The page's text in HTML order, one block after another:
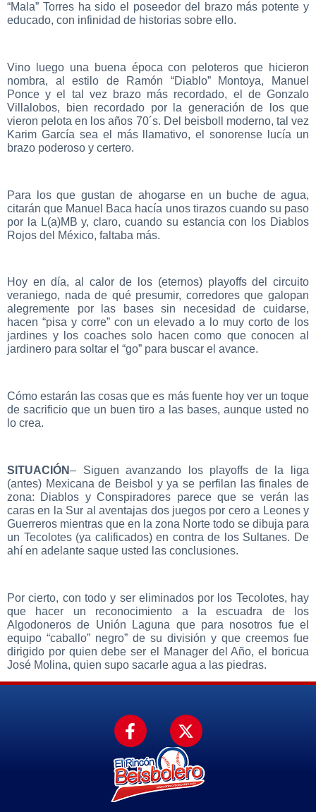
“Mala” Torres ha sido el poseedor del brazo más potente y
educado, con infinidad de historias sobre ello.
Vino luego una buena época con peloteros que hicieron
nombra, al estilo de Ramón “Diablo” Montoya, Manuel
Ponce y el tal vez brazo más recordado, el de Gonzalo
Villalobos, bien recordado por la generación de los que
vieron pelota en los años 70´s. Del beisboll moderno, tal vez
Karim García sea el más llamativo, el sonorense lucía un
brazo poderoso y certero.
Para los que gustan de ahogarse en un buche de agua,
citarán que Manuel Baca hacía unos tirazos cuando su paso
por la L(a)MB y, claro, cuando su estancia con los Diablos
Rojos del México, faltaba más.
Hoy en día, al calor de los (eternos) playoffs del circuito
veraniego, nada de qué presumir, corredores que galopan
alegremente por las bases sin necesidad de cuidarse,
hacen “pisa y corre” con un elevado a lo muy corto de los
jardines y los coaches solo hacen como que conocen al
jardinero para soltar el “go” para buscar el avance.
Cómo estarán las cosas que es más fuente hoy ver un toque
de sacrificio que un buen tiro a las bases, aunque usted no
lo crea.
SITUACIÓN– Siguen avanzando los playoffs de la liga
(antes) Mexicana de Beisbol y ya se perfilan las finales de
zona: Diablos y Conspiradores parece que se verán las
caras en la Sur al aventajas dos juegos por cero a Leones y
Guerreros mientras que en la zona Norte todo se dibuja para
un Tecolotes (ya calificados) en contra de los Sultanes. De
ahí en adelante saque usted las conclusiones.
Por cierto, con todo y ser eliminados por los Tecolotes, hay
que hacer un reconocimiento a la escuadra de los
Algodoneros de Unión Laguna que para nosotros fue el
equipo “caballo” negro” de su división y que creemos fue
dirigido por quien debe ser el Manager del Año, el boricua
José Molina, quien supo sacarle agua a las piedras.